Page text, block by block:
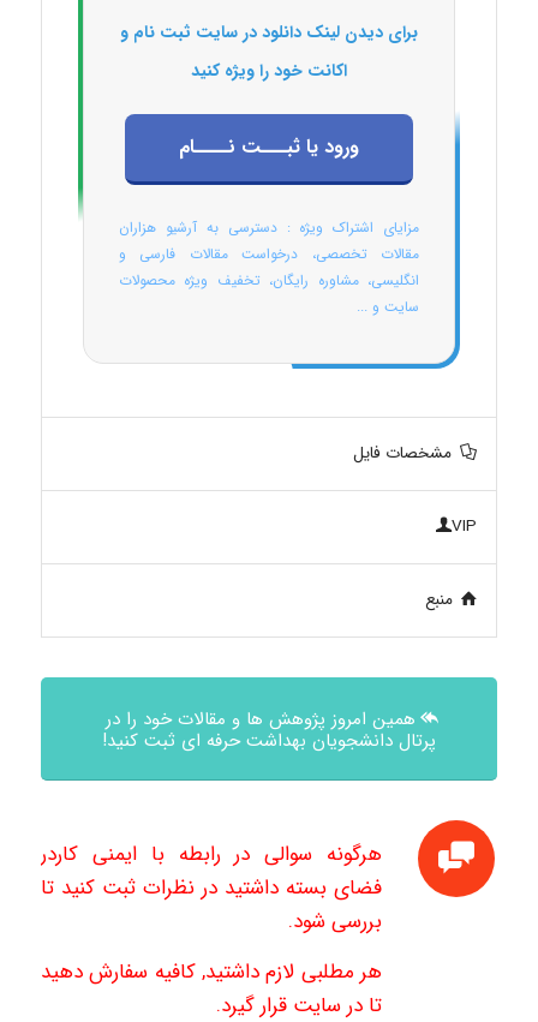
برای دیدن لینک دانلود در سایت ثبت نام و
اکانت خود را ویژه کنید
ورود یا ثبـــت نــــام
مزایای اشتراک ویژه : دسترسی به آرشیو هزاران
مقالات تخصصی، درخواست مقالات فارسی و
انگلیسی، مشاوره رایگان، تخفیف ویژه محصولات
سایت و ...
مشخصات فایل
VIP
منبع
همین امروز پژوهش ها و مقالات خود را در
پرتال دانشجویان بهداشت حرفه ای ثبت کنید!
هرگونه سوالی در رابطه با ایمنی کاردر
فضای بسته داشتید در نظرات ثبت کنید تا
بررسی شود.
هر مطلبی لازم داشتید, کافیه سفارش دهید
تا در سایت قرار گیرد.